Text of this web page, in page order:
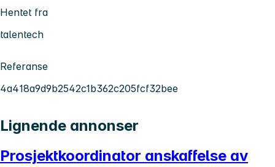
Hentet fra
talentech
Referanse
4a418a9d9b2542c1b362c205fcf32bee
Lignende annonser
Prosjektkoordinator anskaffelse av